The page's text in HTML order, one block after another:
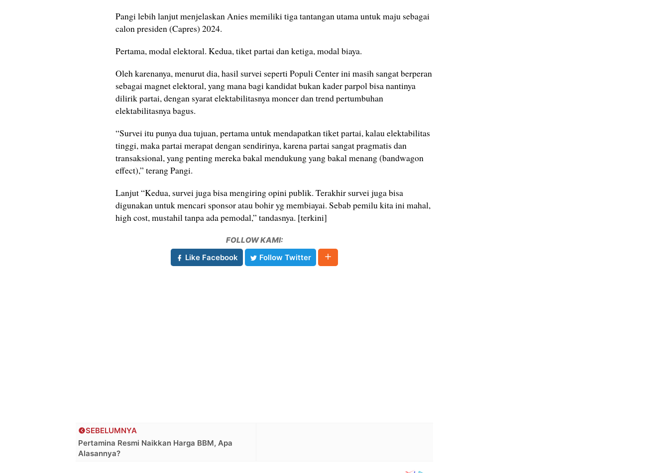
Pangi lebih lanjut menjelaskan Anies memiliki tiga tantangan utama untuk maju sebagai
calon presiden (Capres) 2024.
Pertama, modal elektoral. Kedua, tiket partai dan ketiga, modal biaya.
Oleh karenanya, menurut dia, hasil survei seperti Populi Center ini masih sangat berperan
sebagai magnet elektoral, yang mana bagi kandidat bukan kader parpol bisa nantinya
dilirik partai, dengan syarat elektabilitasnya moncer dan trend pertumbuhan
elektabilitasnya bagus.
“Survei itu punya dua tujuan, pertama untuk mendapatkan tiket partai, kalau elektabilitas
tinggi, maka partai merapat dengan sendirinya, karena partai sangat pragmatis dan
transaksional, yang penting mereka bakal mendukung yang bakal menang (bandwagon
effect),” terang Pangi.
Lanjut “Kedua, survei juga bisa mengiring opini publik. Terakhir survei juga bisa
digunakan untuk mencari sponsor atau bohir yg membiayai. Sebab pemilu kita ini mahal,
high cost, mustahil tanpa ada pemodal,” tandasnya. [terkini]
FOLLOW KAMI:
Like Facebook
Follow Twitter
SEBELUMNYA
Pertamina Resmi Naikkan Harga BBM, Apa
Alasannya?